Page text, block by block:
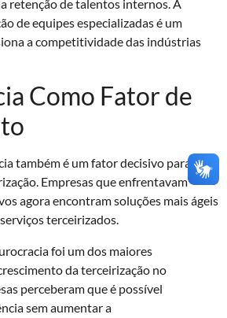
retenção de talentos internos. A
de equipes especializadas é um
a competitividade das indústrias
Como Fator de
também é um fator decisivo para o
Empresas que enfrentavam
agora encontram soluções mais ágeis
terceirizados.
foi um dos maiores
da terceirização no
perceberam que é possível
sem aumentar a